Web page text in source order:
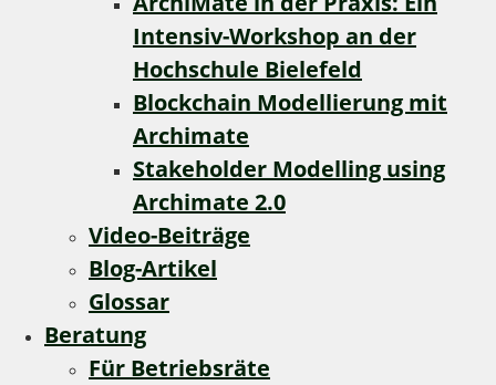
Intensiv-Workshop an der
Hochschule Bielefeld
Blockchain Modellierung mit
Archimate
Stakeholder Modelling using
Archimate 2.0
Video-Beiträge
Blog-Artikel
Glossar
Beratung
Für Betriebsräte